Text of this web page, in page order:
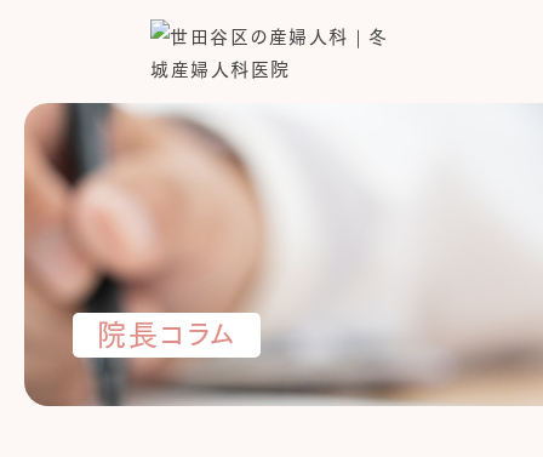
院長コラム